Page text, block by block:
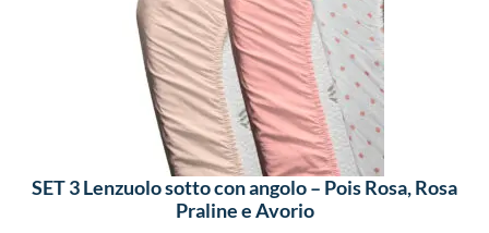
SET 3 Lenzuolo sotto con angolo – Pois Rosa, Rosa
Praline e Avorio